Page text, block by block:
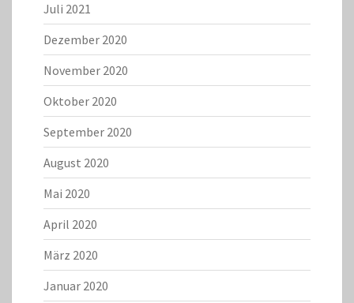
Juli 2021
Dezember 2020
November 2020
Oktober 2020
September 2020
August 2020
Mai 2020
April 2020
März 2020
Januar 2020